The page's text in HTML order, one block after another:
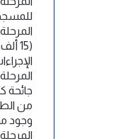
من
وجود